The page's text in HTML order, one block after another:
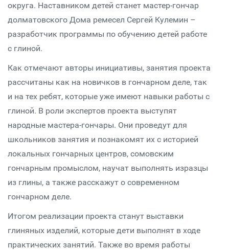
округа. Наставником детей станет мастер-гончар
долматовского Дома ремесел Сергей Кулемин –
разработчик программы по обучению детей работе
с глиной.
Как отмечают авторы инициативы, занятия проекта
рассчитаны как на новичков в гончарном деле, так
и на тех ребят, которые уже имеют навыки работы с
глиной. В роли экспертов проекта выступят
народные мастера-гончары. Они проведут для
школьников занятия и познакомят их с историей
локальных гончарных центров, сомовским
гончарным промыслом, научат выполнять изразцы
из глины, а также расскажут о современном
гончарном деле.
Итогом реализации проекта станут выставки
глиняных изделий, которые дети выполнят в ходе
практических занятий. Также во время работы